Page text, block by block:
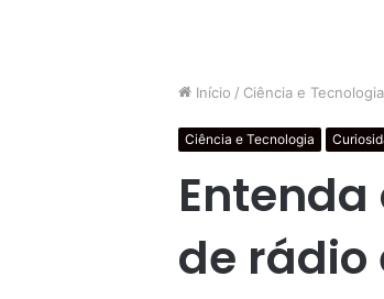
Início / Ciência e Tecnologia
Ciência e Tecnologia
de rádio